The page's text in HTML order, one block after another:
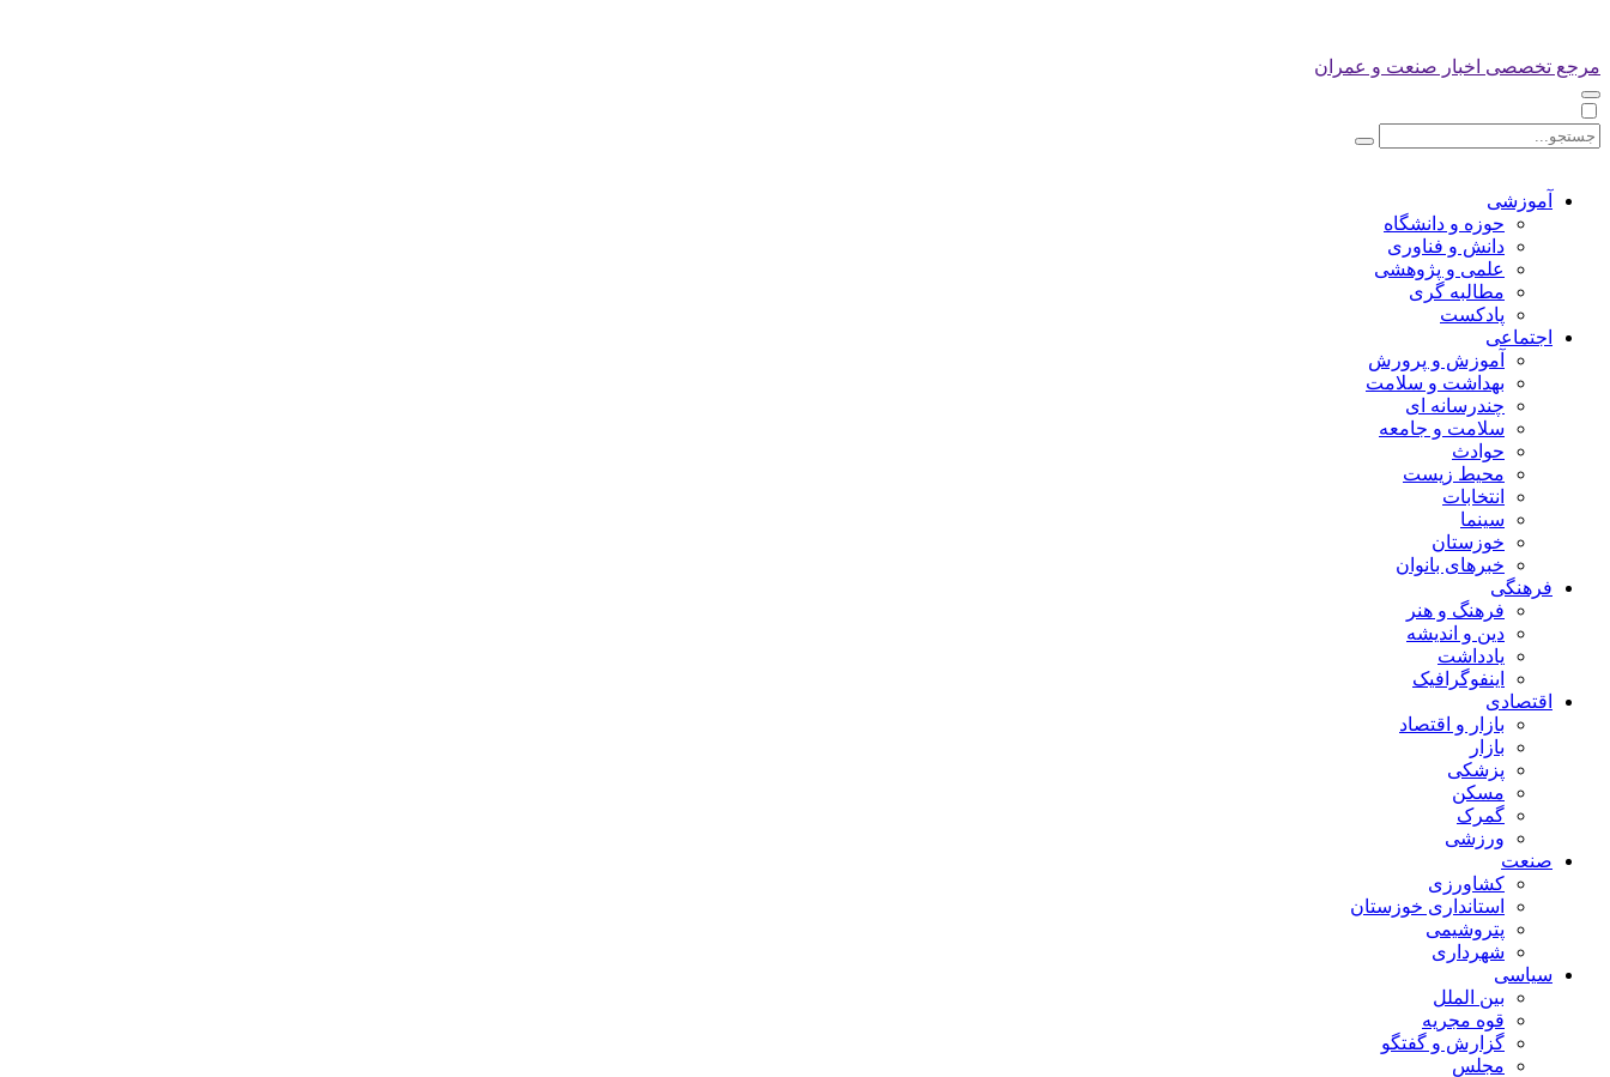
مرجع تخصصی اخبار صنعت و عمران
آموزشی
حوزه و دانشگاه
دانش و فناوری
علمی و پژوهشی
مطالبه گری
پادکست
اجتماعی
آموزش و پرورش
بهداشت و سلامت
چندرسانه ای
سلامت و جامعه
حوادث
محیط زیست
انتخابات
سینما
خوزستان
خبرهای بانوان
فرهنگی
فرهنگ و هنر
دین و اندیشه
یادداشت
اینفوگرافیک
اقتصادی
بازار و اقتصاد
بازار
پزشکی
مسکن
گمرک
ورزشی
صنعت
کشاورزی
استانداری خوزستان
پتروشیمی
شهرداری
سیاسی
بین الملل
قوه مجریه
گزارش و گفتگو
مجلس